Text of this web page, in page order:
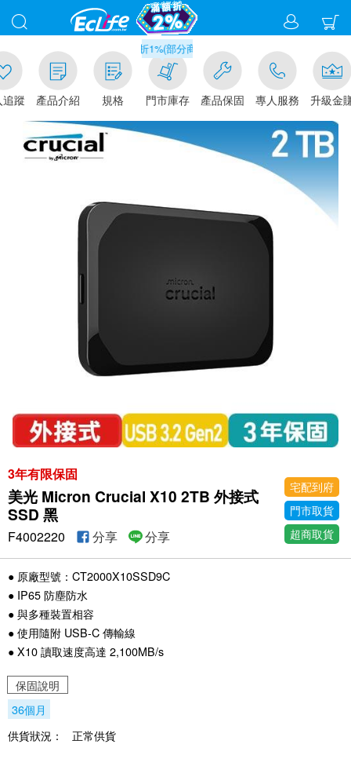
蹤 產品介紹 規格
滿千元門市取貨現折1%(部分商品不適用)-請點我看
門市庫存 產品保固 專人服務 升級金賺
3年有限保固
美光 Micron Crucial X10 2TB 外接式
SSD 黑
宅配到府
門市取貨
超商取貨
F4002220 分享 分享
● 原廠型號：CT2000X10SSD9C
● IP65 防塵防水
● 與多種裝置相容
● 使用隨附 USB-C 傳輸線
● X10 讀取速度高達 2,100MB/s
保固說明
36個月
供貨狀況：
正常供貨